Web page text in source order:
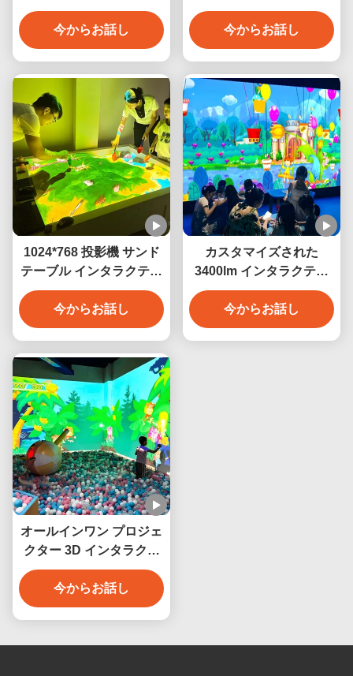
ェクション ゲーム モバイ
ル グラウンド プロジェク
ター ゲーム
今からお話し
プロジェクター 子供向け
グラウンド プロジェクシ
ョン ゲーム
今からお話し
1024*768 投影機 サンド
テーブル インタラクティ
ブな投影ゲーム 3400 ル
メン
今からお話し
カスタマイズされた
3400lm インタラクティ
ブなプロジェクター ゲー
ムシステム 子供のための
マジックペインティング
今からお話し
オールインワン プロジェ
クター 3D インタラクテ
ィブ ビデオ ウォール ス
マッシュ ボール プロジェ
クション
今からお話し